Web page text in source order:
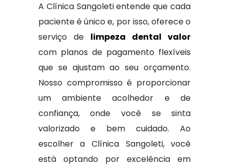
A Clínica Sangoleti entende que cada
paciente é único e, por isso, oferece o
serviço de limpeza dental valor
com planos de pagamento flexíveis
que se ajustam ao seu orçamento.
Nosso compromisso é proporcionar
um ambiente acolhedor e de
confiança, onde você se sinta
valorizado e bem cuidado. Ao
escolher a Clínica Sangoleti, você
está optando por excelência em